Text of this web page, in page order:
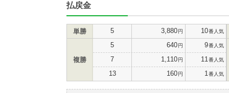
払戻金
単勝 5 3,880円 10番人気
複勝
5 640円 9番人気
7 1,110円 11 番人気
13 160円 1 番人気